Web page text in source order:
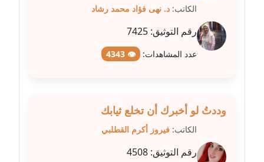
مدونة شريف ابراهيم
عاملة
مدونة شيماء حسني
عاملة
مدونة شيماء عبد المقصود
الكاتب: د. نهى فؤاد محمد رشاد
رقم التوثيق: 7425
عدد المشاهدات: 👁 4343
وددتُ لو أخبرك أن تخلع ثيابك
الكاتب: فيروز أكرم القطلبي
رقم التوثيق: 4508